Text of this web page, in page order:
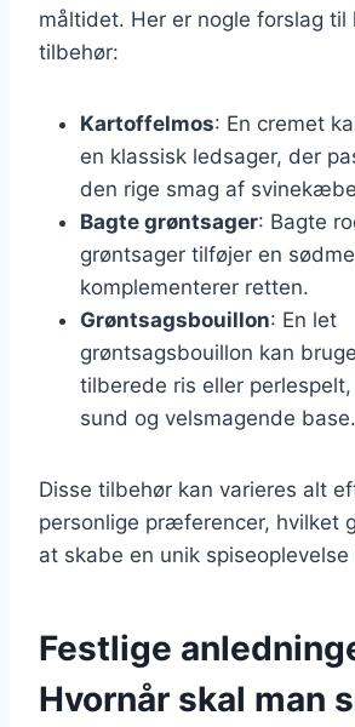
måltidet. Her er nogle forslag
tilbehør:
Kartoffelmos: En cremet
en klassisk ledsager, der
den rige smag af
Bagte grøntsager: Bagte
grøntsager tilføjer en
komplementerer retten.
Grøntsagsbouillon: En let
grøntsagsbouillon kan
tilberede ris eller
sund og velsmagende base.
Disse tilbehør kan varieres alt
personlige præferencer, hvilket
at skabe en unik spiseoplevelse
Festlige
Hvornår skal man